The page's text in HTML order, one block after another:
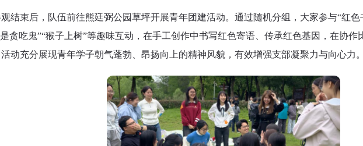
结束后，队伍前往熊廷弼公园草坪开展青年团建活动。通过随机分组，大家参与“红色
贪吃鬼”“猴子上树”等趣味互动，在手工创作中书写红色寄语、传承红色基因，在协作
动充分展现青年学子朝气蓬勃、昂扬向上的精神风貌，有效增强支部凝聚力与向心力。